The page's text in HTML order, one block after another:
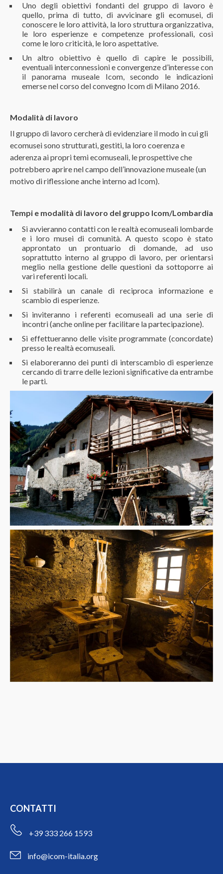
Uno degli obiettivi fondanti del gruppo di lavoro è
quello, prima di tutto, di avvicinare gli ecomusei, di
conoscere le loro attività, la loro struttura organizzativa,
le loro esperienze e competenze professionali, così
come le loro criticità, le loro aspettative.
Un altro obiettivo è quello di capire le possibili,
eventuali interconnessioni e convergenze d’interesse con
il panorama museale Icom, secondo le indicazioni
emerse nel corso del convegno Icom di Milano 2016.
Modalità di lavoro
Il gruppo di lavoro cercherà di evidenziare il modo in cui gli
ecomusei sono strutturati, gestiti, la loro coerenza e
aderenza ai propri temi ecomuseali, le prospettive che
potrebbero aprire nel campo dell’innovazione museale (un
motivo di riflessione anche interno ad Icom).
Tempi e modalità di lavoro del gruppo Icom/Lombardia
Si avvieranno contatti con le realtà ecomuseali lombarde
e i loro musei di comunità. A questo scopo è stato
approntato un prontuario di domande, ad uso
soprattutto interno al gruppo di lavoro, per orientarsi
meglio nella gestione delle questioni da sottoporre ai
vari referenti locali.
Si stabilirà un canale di reciproca informazione e
scambio di esperienze.
Si inviteranno i referenti ecomuseali ad una serie di
incontri (anche online per facilitare la partecipazione).
Si effettueranno delle visite programmate (concordate)
presso le realtà ecomuseali.
Si elaboreranno dei punti di interscambio di esperienze
cercando di trarre delle lezioni significative da entrambe
le parti.
CONTATTI
+39 333 266 1593
info@icom-italia.org